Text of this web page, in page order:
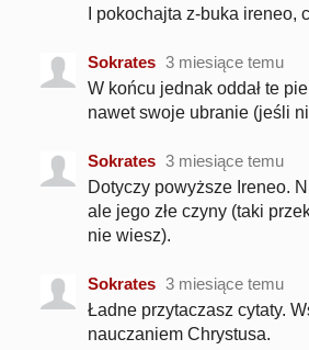
I pokochajta z-buka ireneo,
Sokrates 3 miesiące temu
W końcu jednak oddał te
nawet swoje ubranie (jeśli
Sokrates 3 miesiące temu
Dotyczy powyższe Ireneo.
ale jego złe czyny (taki
nie wiesz).
Sokrates 3 miesiące temu
Ładne przytaczasz cytaty.
nauczaniem Chrystusa.